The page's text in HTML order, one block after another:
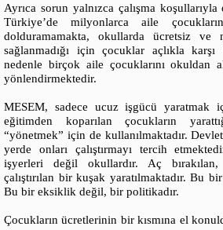
Ayrıca sorun yalnızca çalışma
Türkiye’de milyonlarca aile
dolduramamakta, okullarda ücretsiz ve
sağlanmadığı için çocuklar açlıkla karşı
nedenle birçok aile çocuklarını okuldan
yönlendirmektedir.
MESEM, sadece ucuz işgücü yaratmak
eğitimden koparılan çocukların
“yönetmek” için de kullanılmaktadır.
yerde onları çalıştırmayı tercih
işyerleri değil okullardır. Aç
çalıştırılan bir kuşak yaratılmaktadır. Bu
Bu bir eksiklik değil, bir politikadır.
Çocukların ücretlerinin bir kısmına el